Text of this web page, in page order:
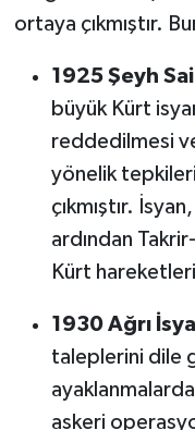
ortaya çıkmıştır.
1925 Şeyh
büyük Kürt
reddedilmesi
yönelik
çıkmıştır.
ardından
Kürt
1930 Ağrı
taleplerini dile
askeri